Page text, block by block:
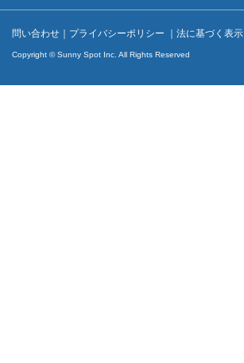
問い合わせ ｜ プライバシーポリシー ｜ 法に基づく表示
Copyright © Sunny Spot Inc. All Rights Reserved